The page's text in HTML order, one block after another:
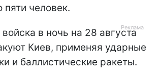
пяти человек.
в ночь на 28 августа
Киев, применяя ударные
и баллистические ракеты.